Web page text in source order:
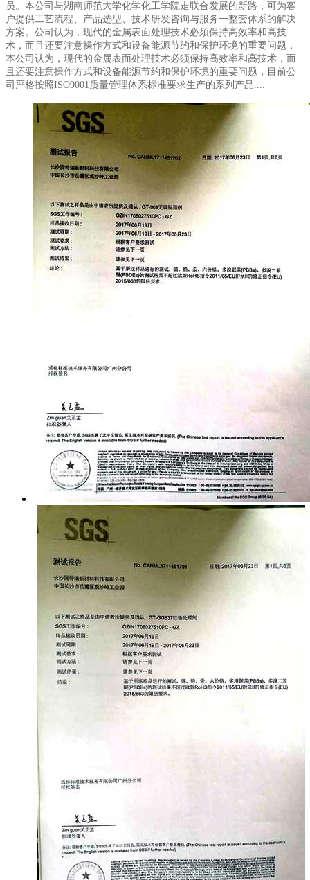
员。本公司与湖南师范大学化学化工学院走联合发展的新路，可为客
户提供工艺流程、产品选型、技术研发咨询与服务一整套体系的解决
方案。公司认为，现代的金属表面处理技术必须保持高效率和高技
术，而且还要注意操作方式和设备能源节约和保护环境的重要问题，
本公司认为，现代的金属表面处理技术必须保持高效率和高技术，而
且还要注意操作方式和设备能源节约和保护环境的重要问题，目前公
司严格按照ISO9001质量管理体系标准要求生产的系列产品....